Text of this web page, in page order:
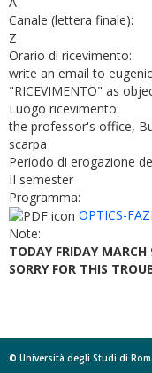
Canale (lettera finale):
Z
Orario di ricevimento:
write an email to
"RICEVIMENTO" as
Luogo ricevimento:
the professor's office,
scarpa
Periodo di erogazione
II semester
Programma:
OPTICS-
Note:
TODAY FRIDAY
SORRY FOR THIS
© Università degli Studi di